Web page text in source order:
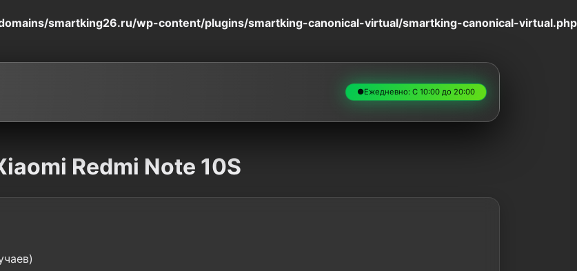
smartking26.ru/wp-content/plugins/smartking-canonical-virtual/smartking-canonical-virtual.php
●Ежедневно: С 10:00 до 20:00
Redmi Note 10S